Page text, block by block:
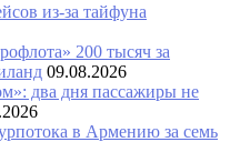
из-за тайфуна
200 тысяч за
09.08.2026
два дня пассажиры не
в Армению за семь